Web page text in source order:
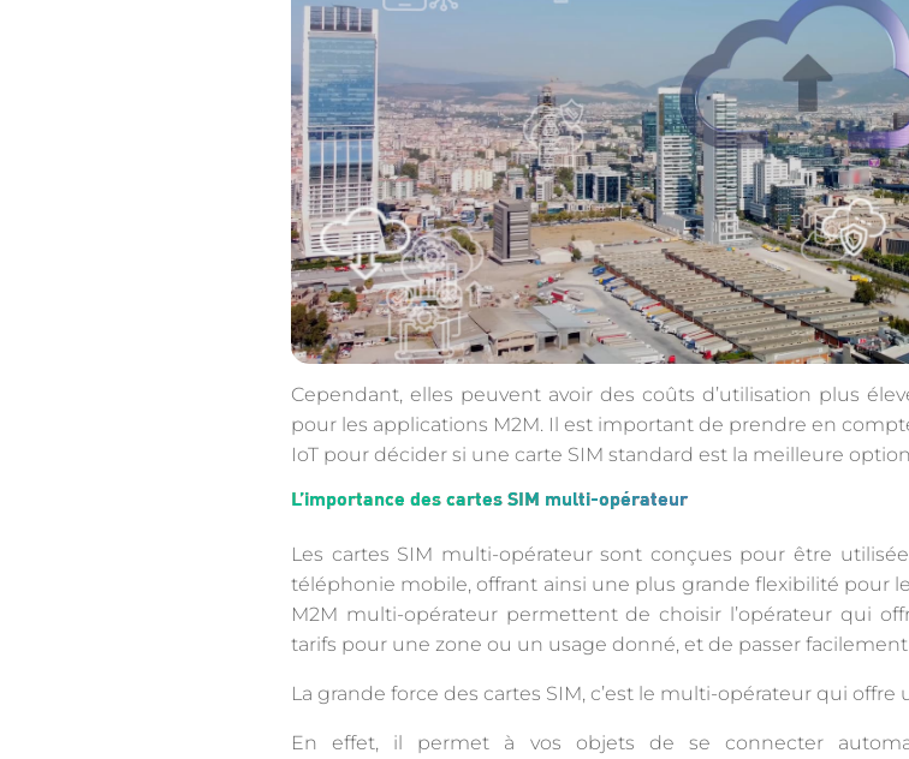
Cependant, elles peuvent avoir des coûts d’utilisation plus
pour les applications M2M. Il est important de prendre en
IoT pour décider si une carte SIM standard est la meilleure
L’importance des cartes SIM multi-opérateur
Les cartes SIM multi-opérateur sont conçues pour être
téléphonie mobile, offrant ainsi une plus grande flexibilité pour
M2M multi-opérateur permettent de choisir l’opérateur qui
tarifs pour une zone ou un usage donné, et de passer facilement
La grande force des cartes SIM, c’est le multi-opérateur qui
En effet, il permet à vos objets de se connecter